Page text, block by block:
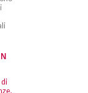
di